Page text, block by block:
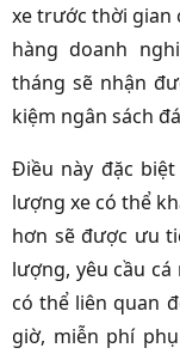
xe trước thời gian
hàng doanh
tháng sẽ nhận
kiệm ngân sách
Điều này đặc
lượng xe có thể
hơn sẽ được ưu
lượng, yêu cầu
có thể liên quan
giờ, miễn phí